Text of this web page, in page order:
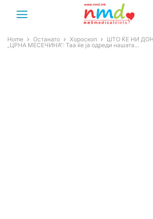
Home Останато Хороскоп
ШТО ЌЕ НИ
„ЦРНА МЕСЕЧИНА“: Таа ќе ја одреди нашата...